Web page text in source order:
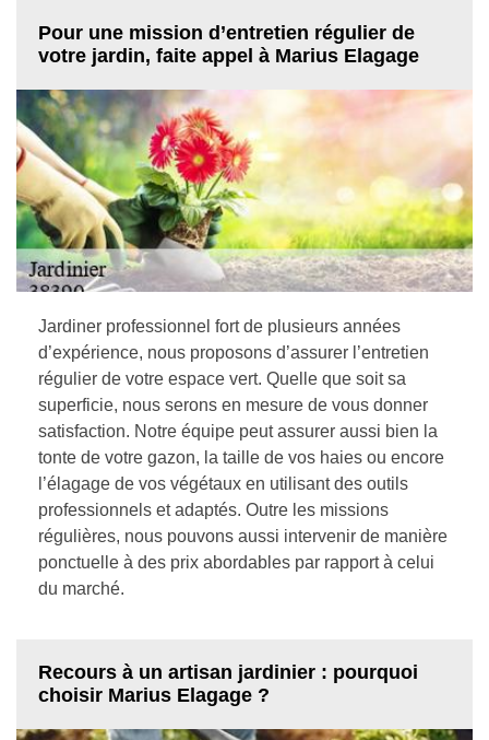
Pour une mission d’entretien régulier de
votre jardin, faite appel à Marius Elagage
Jardiner professionnel fort de plusieurs années
d’expérience, nous proposons d’assurer l’entretien
régulier de votre espace vert. Quelle que soit sa
superficie, nous serons en mesure de vous donner
satisfaction. Notre équipe peut assurer aussi bien la
tonte de votre gazon, la taille de vos haies ou encore
l’élagage de vos végétaux en utilisant des outils
professionnels et adaptés. Outre les missions
régulières, nous pouvons aussi intervenir de manière
ponctuelle à des prix abordables par rapport à celui
du marché.
Recours à un artisan jardinier : pourquoi
choisir Marius Elagage ?